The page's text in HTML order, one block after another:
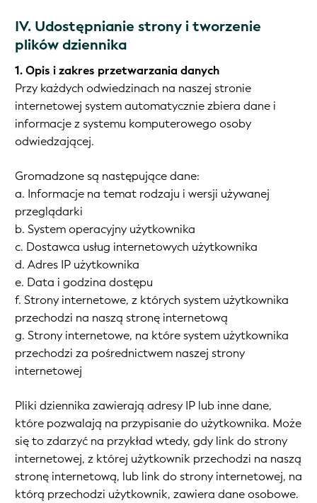
IV. Udostępnianie strony i tworzenie
plików dziennika
1. Opis i zakres przetwarzania danych
Przy każdych odwiedzinach na naszej stronie
internetowej system automatycznie zbiera dane i
informacje z systemu komputerowego osoby
odwiedzającej.
Gromadzone są następujące dane:
a. Informacje na temat rodzaju i wersji używanej
przeglądarki
b. System operacyjny użytkownika
c. Dostawca usług internetowych użytkownika
d. Adres IP użytkownika
e. Data i godzina dostępu
f. Strony internetowe, z których system użytkownika
przechodzi na naszą stronę internetową
g. Strony internetowe, na które system użytkownika
przechodzi za pośrednictwem naszej strony
internetowej
Pliki dziennika zawierają adresy IP lub inne dane,
które pozwalają na przypisanie do użytkownika. Może
się to zdarzyć na przykład wtedy, gdy link do strony
internetowej, z której użytkownik przechodzi na naszą
stronę internetową, lub link do strony internetowej, na
którą przechodzi użytkownik, zawiera dane osobowe.